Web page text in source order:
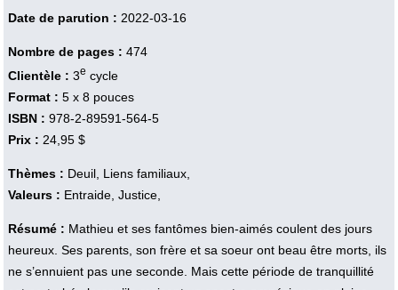
Date de parution : 2022-03-16
Nombre de pages : 474
Clientèle : 3e cycle
Format : 5 x 8 pouces
ISBN : 978-2-89591-564-5
Prix : 24,95 $
Thèmes : Deuil, Liens familiaux,
Valeurs : Entraide, Justice,
Résumé : Mathieu et ses fantômes bien-aimés coulent des jours
heureux. Ses parents, son frère et sa soeur ont beau être morts, ils
ne s’ennuient pas une seconde. Mais cette période de tranquillité